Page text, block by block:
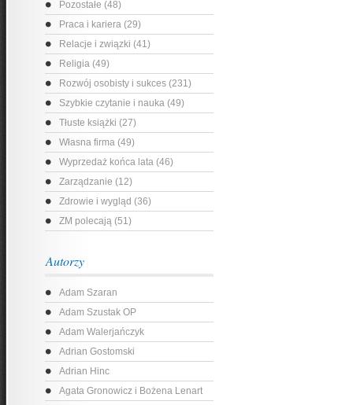
Pozostałe (48)
Praca i kariera (29)
Relacje i związki (41)
Religia (49)
Rozwój osobisty i sukces (231)
Szybkie czytanie i nauka (49)
Tłuste książki (27)
Własna firma (49)
Wyprzedaż końca lata (46)
Zarządzanie (12)
Zdrowie i wygląd (36)
ZM polecają (51)
Autorzy
Adam Szaran
Adam Szustak OP
Adam Walerjańczyk
Adrian Gostomski
Adrian Hinc
Agata Gronowicz i Bożena Lenart